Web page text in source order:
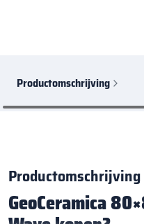
Productomschrijving
Productomschrijving
GeoCeramica